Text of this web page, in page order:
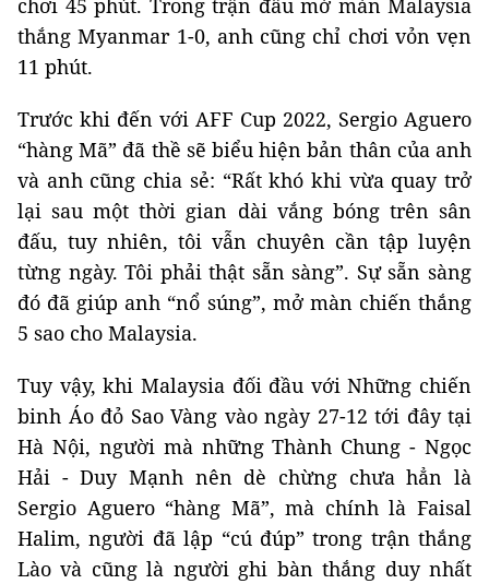
thắng Myanmar 1-0, anh cũng chỉ chơi vỏn vẹn
11 phút.
Trước khi đến với AFF Cup 2022, Sergio Aguero
“hàng Mã” đã thề sẽ biểu hiện bản thân của anh
và anh cũng chia sẻ: “Rất khó khi vừa quay trở
lại sau một thời gian dài vắng bóng trên sân
đấu, tuy nhiên, tôi vẫn chuyên cần tập luyện
từng ngày. Tôi phải thật sẵn sàng”. Sự sẵn sàng
đó đã giúp anh “nổ súng”, mở màn chiến thắng
5 sao cho Malaysia.
Tuy vậy, khi Malaysia đối đầu với Những chiến
binh Áo đỏ Sao Vàng vào ngày 27-12 tới đây tại
Hà Nội, người mà những Thành Chung - Ngọc
Hải - Duy Mạnh nên dè chừng chưa hẳn là
Sergio Aguero “hàng Mã”, mà chính là Faisal
Halim, người đã lập “cú đúp” trong trận thắng
Lào và cũng là người ghi bàn thắng duy nhất